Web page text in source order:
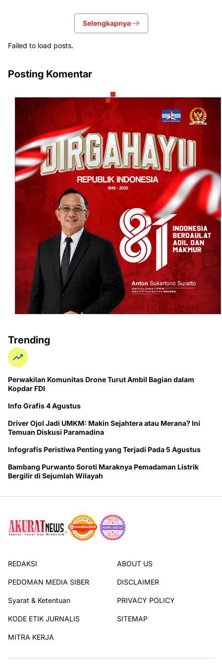
Selengkapnya
Failed to load posts.
Posting Komentar
Trending
Perwakilan Komunitas Drone Turut Ambil Bagian dalam
Kopdar FDI
Info Grafis 4 Agustus
Driver Ojol Jadi UMKM: Makin Sejahtera atau Merana? Ini
Temuan Diskusi Paramadina
Infografis Peristiwa Penting yang Terjadi Pada 5 Agustus
Bambang Purwanto Soroti Maraknya Pemadaman Listrik
Bergilir di Sejumlah Wilayah
REDAKSI ABOUT US
PEDOMAN MEDIA SIBER DISCLAIMER
Syarat & Ketentuan PRIVACY POLICY
KODE ETIK JURNALIS SITEMAP
MITRA KERJA